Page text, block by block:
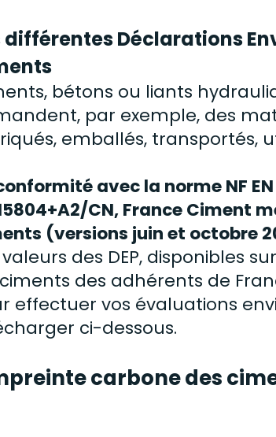
différentes Déclarations
bétons ou liants
par exemple, des
emballés, transportés,
avec la normeNF
CN, France Ciment
(versions juin et octobre
valeurs des DEP, disponibles
des adhérents de
effectuer vos évaluations
ci-dessous.
carbone des